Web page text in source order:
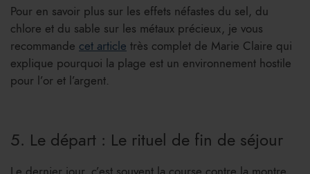
Pour en savoir plus sur les effets néfastes du sel, du
chlore et du sable sur les métaux précieux, je vous
recommande cet article très complet de Marie Claire qui
explique pourquoi la plage est un environnement hostile
pour l’or et l’argent.
5. Le départ : Le rituel de fin de séjour